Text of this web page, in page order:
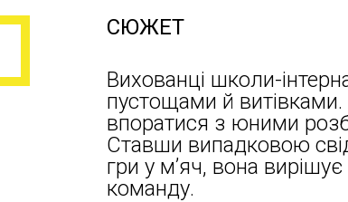
СЮЖЕТ
Вихованці школи-
пустощами й витівками.
впоратися з юними
Ставши випадковою
гри у м’яч, вона
команду.